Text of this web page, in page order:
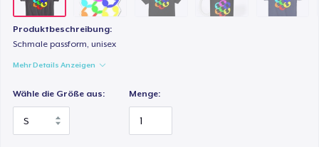
Produktbeschreibung:
Schmale passform, unisex
Mehr Details Anzeigen
Wähle die Größe aus: Menge: